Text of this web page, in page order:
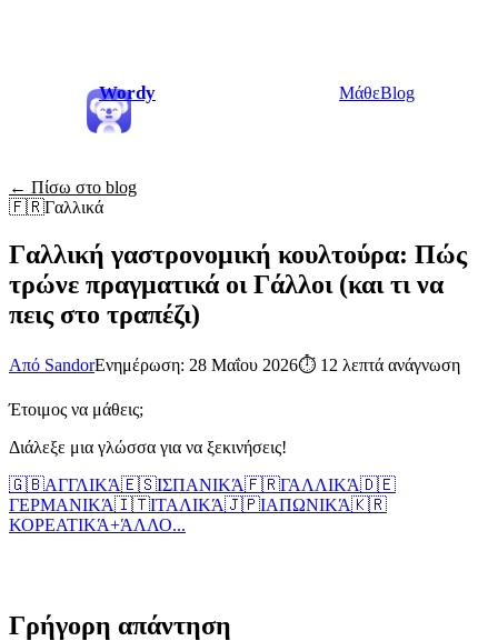
Wordy ΜάθεBlog
← Πίσω στο blog
🇫🇷Γαλλικά
Γαλλική γαστρονομική κουλτούρα: Πώς
τρώνε πραγματικά οι Γάλλοι (και τι να
πεις στο τραπέζι)
Από SandorΕνημέρωση: 28 Μαΐου 2026⏱ 12 λεπτά ανάγνωση
Έτοιμος να μάθεις;
Διάλεξε μια γλώσσα για να ξεκινήσεις!
🇬🇧ΑΓΓΛΙΚΆ🇪🇸ΙΣΠΑΝΙΚΆ🇫🇷ΓΑΛΛΙΚΆ🇩🇪
ΓΕΡΜΑΝΙΚΆ🇮🇹ΙΤΑΛΙΚΆ🇯🇵ΙΑΠΩΝΙΚΆ🇰🇷
ΚΟΡΕΑΤΙΚΆ+ΆΛΛΟ...
Γρήγορη απάντηση